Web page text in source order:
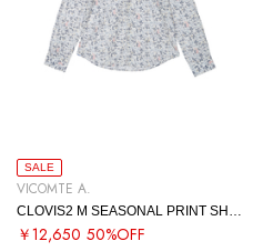
SALE
VICOMTE A.
￥12,650 50%OFF